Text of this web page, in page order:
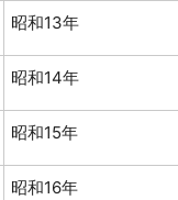
昭和13年
昭和14年
昭和15年
昭和16年